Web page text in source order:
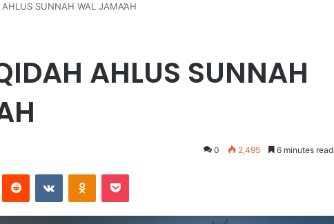
SUNNAH WAL JAMA’AH
AHLUS SUNNAH
0 2,495 6 minutes read